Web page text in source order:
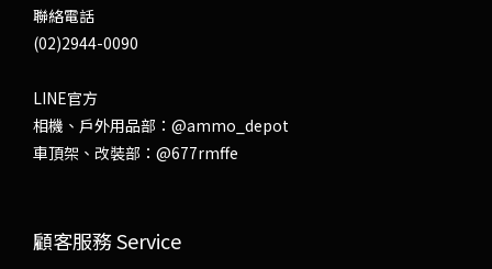
聯絡電話
(02)2944-0090
LINE官方
相機、戶外用品部： @ammo_depot
車頂架、改裝部： @677rmffe
顧客服務 Service